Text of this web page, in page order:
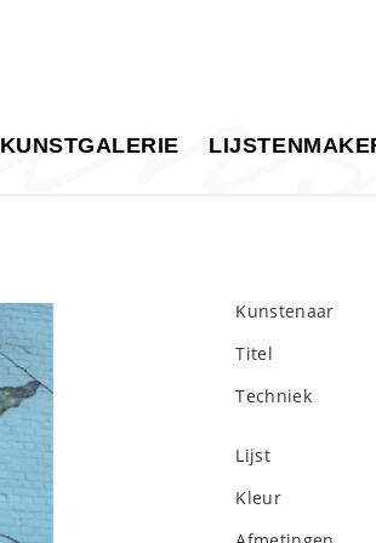
KUNSTGALERIE
Kunstenaar
Titel
Techniek
Lijst
Kleur